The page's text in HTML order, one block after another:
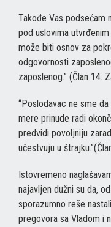
Takođe Vas podsećam
pod uslovima
može biti osnov za
odgovornosti
zaposlenog.” (Član 14.
“Poslodavac ne sme
mere prinude radi
predvidi povoljniju
učestvuju u
Istovremeno
najavljen dužni su da,
sporazumno reše
pregovora sa Vladom i